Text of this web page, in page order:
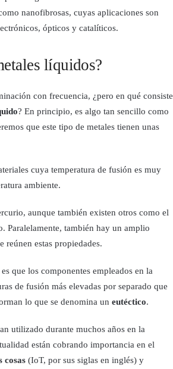
nanofibrosas, cuyas aplicaciones son
ópticos y catalíticos.
líquidos?
con frecuencia, ¿pero en qué consiste
? En principio, es algo tan sencillo como
que este tipo de metales tienen unas
cuya temperatura de fusión es muy
ambiente.
aunque también existen otros como el
Paralelamente, también hay un amplio
reúnen estas propiedades.
que los componentes empleados en la
de fusión más elevadas por separado que
lo que se denomina un eutéctico.
utilizado durante muchos años en la
están cobrando importancia en el
cosas (IoT, por sus siglas en inglés) y